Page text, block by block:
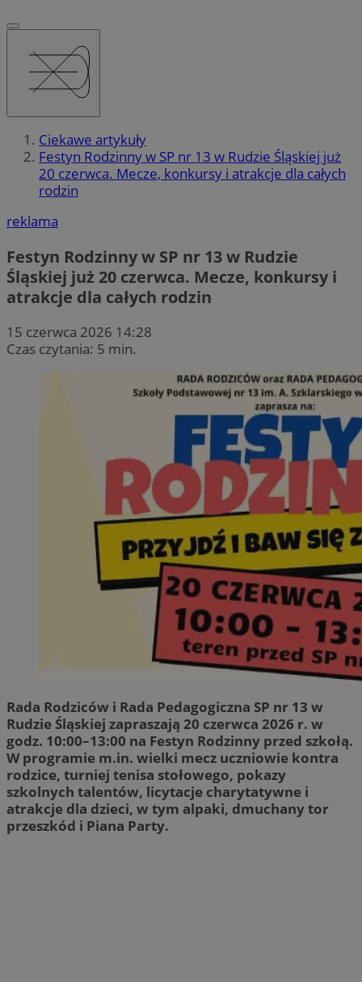
Ciekawe artykuły
Festyn Rodzinny w SP nr 13 w Rudzie Śląskiej już
20 czerwca. Mecze, konkursy i atrakcje dla całych
rodzin
reklama
Festyn Rodzinny w SP nr 13 w Rudzie
Śląskiej już 20 czerwca. Mecze, konkursy i
atrakcje dla całych rodzin
15 czerwca 2026 14:28
Czas czytania: 5 min.
Rada Rodziców i Rada Pedagogiczna SP nr 13 w
Rudzie Śląskiej zapraszają 20 czerwca 2026 r. w
godz. 10:00–13:00 na Festyn Rodzinny przed szkołą.
W programie m.in. wielki mecz uczniowie kontra
rodzice, turniej tenisa stołowego, pokazy
szkolnych talentów, licytacje charytatywne i
atrakcje dla dzieci, w tym alpaki, dmuchany tor
przeszkód i Piana Party.